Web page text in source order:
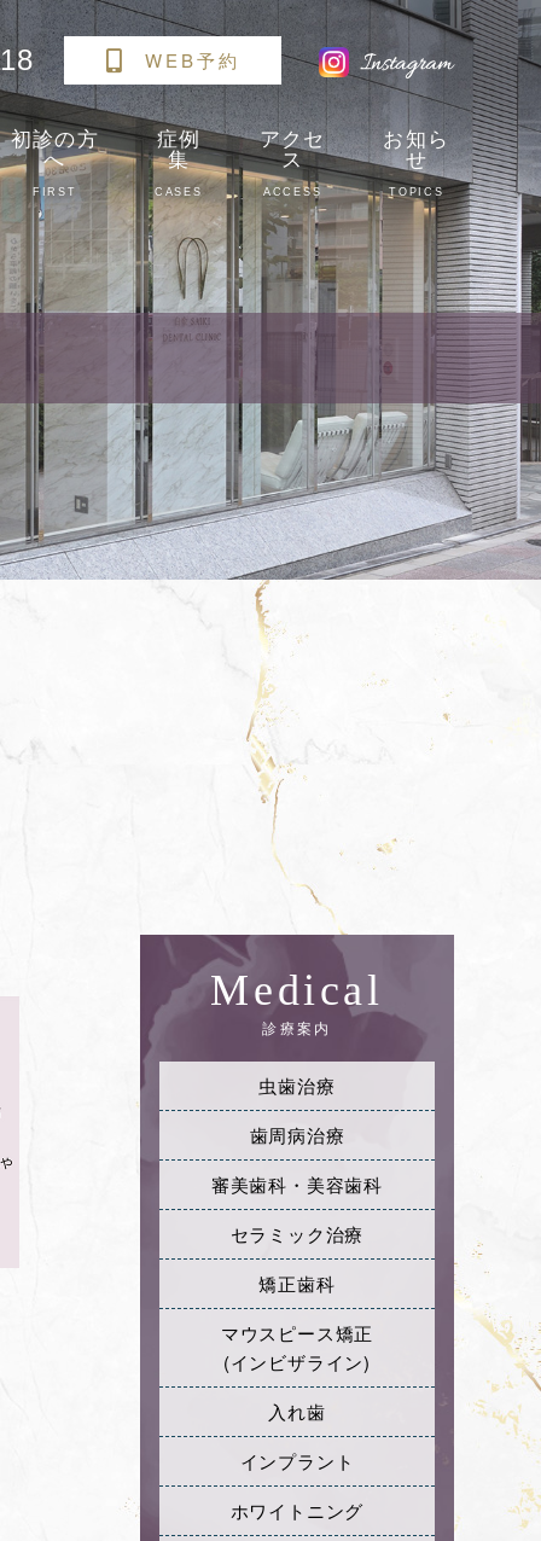
WEB予約
初診の方
へ
FIRST
症例
集
CASES
アクセ
ス
ACCESS
お知ら
せ
TOPICS
Medical
診療案内
虫歯治療
歯周病治療
審美歯科・美容歯科
セラミック治療
矯正歯科
マウスピース矯正
(インビザライン)
入れ歯
インプラント
ホワイトニング